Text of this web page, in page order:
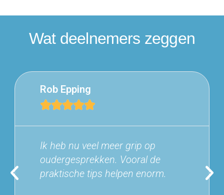
Wat deelnemers zeggen
Rob Epping

Ik heb nu veel meer grip op
oudergesprekken. Vooral de
praktische tips helpen enorm.